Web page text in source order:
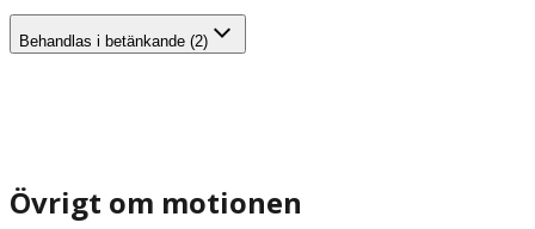
Behandlas i betänkande (2)
Övrigt om motionen